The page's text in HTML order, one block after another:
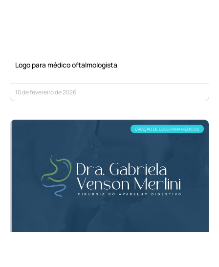
Logo para médico oftalmologista
10 de fevereiro de 2026
CRIAÇÃO DE LOGO PARA MÉDICOS